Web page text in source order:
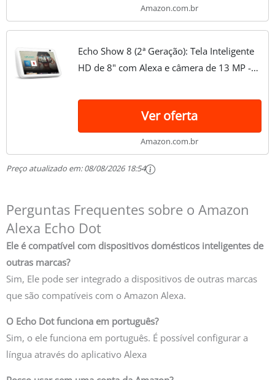
Amazon.com.br
Echo Show 8 (2ª Geração): Tela Inteligente
HD de 8" com Alexa e câmera de 13 MP -
Ver oferta
Amazon.com.br
Preço atualizado em:08/08/2026 18:54
Perguntas Frequentes sobre o Amazon
Alexa Echo Dot
Ele é compatível com dispositivos domésticos inteligentes de
outras marcas?
Sim, Ele pode ser integrado a dispositivos de outras marcas
que são compatíveis com o Amazon Alexa.
O Echo Dot funciona em português?
Sim, o ele funciona em português. É possível configurar a
língua através do aplicativo Alexa